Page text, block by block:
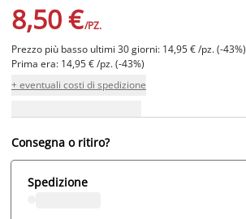
8,50 €/PZ.
Prezzo più basso ultimi 30 giorni: 14,95 € /pz. (-43%)
Prima era: 14,95 € /pz. (-43%)
+ eventuali costi di spedizione
Consegna o ritiro?
Spedizione